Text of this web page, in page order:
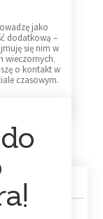
jako
dodatkową –
się nim w
wieczornych.
o kontakt w
czasowym.